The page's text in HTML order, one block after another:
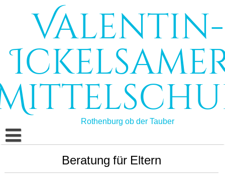
Valentin-
Rothenburg ob der Tauber
Beratung für Eltern